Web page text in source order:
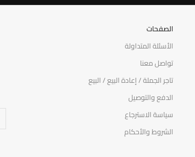
الصفحات
الأسئلة المتداولة
تواصل معنا
تاجر الجملة / إعادة البيع / البيع
الدفع والتوصيل
سياسة الاسترجاع
الشروط والأحكام